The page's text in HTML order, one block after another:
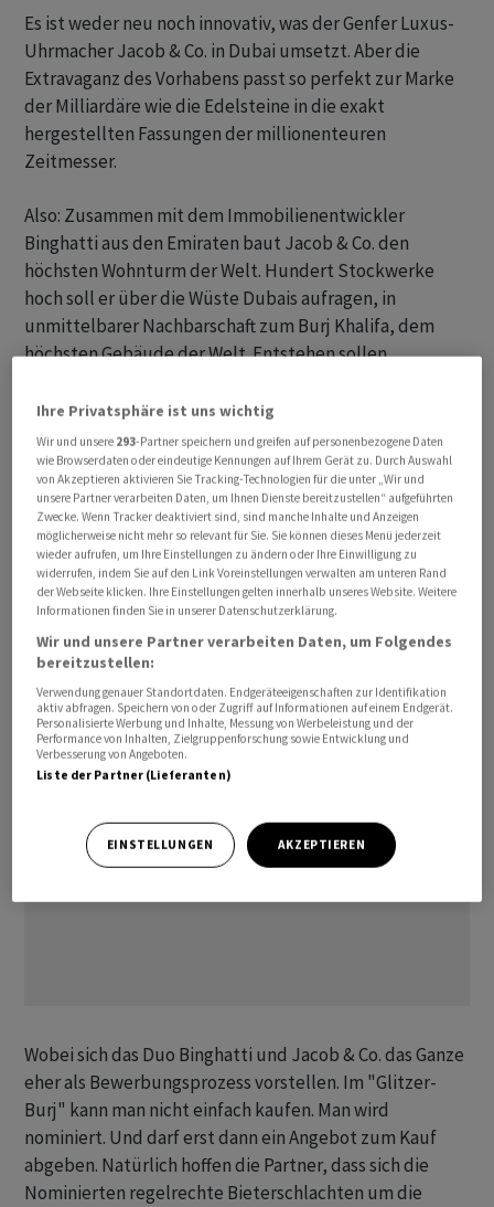
Es ist weder neu noch innovativ, was der Genfer Luxus-
Uhrmacher Jacob & Co. in Dubai umsetzt. Aber die
Extravaganz des Vorhabens passt so perfekt zur Marke
der Milliardäre wie die Edelsteine in die exakt
hergestellten Fassungen der millionenteuren
Zeitmesser.
Also: Zusammen mit dem Immobilienentwickler
Binghatti aus den Emiraten baut Jacob & Co. den
höchsten Wohnturm der Welt. Hundert Stockwerke
hoch soll er über die Wüste Dubais aufragen, in
unmittelbarer Nachbarschaft zum Burj Khalifa, dem
höchsten Gebäude der Welt. Entstehen sollen
für Scheichs, Oligarchen und alle anderen, die nicht
wissen, wohin sie mit ihrem Geld sollen.
Im «Bling-Burj» kann man nicht einfach kaufen. Man
wird nominiert
Der Grundstein für den Burj Binghatti Jacob & Co
Residences ist bereits gelegt, die Gastarbeiter Dubais
sind am Arbeiten. Und auch der Verkauf der
Wohnungen, die als Villen und Mansions vermarktet
Wobei sich das Duo Binghatti und Jacob & Co. das Ganze
eher als Bewerbungsprozess vorstellen. Im "Glitzer-
Burj" kann man nicht einfach kaufen. Man wird
nominiert. Und darf erst dann ein Angebot zum Kauf
abgeben. Natürlich hoffen die Partner, dass sich die
Nominierten regelrechte Bieterschlachten um die
Ihre Privatsphäre ist uns wichtig
Wir und unsere 293-Partner speichern und greifen auf personenbezogene Daten
wie Browserdaten oder eindeutige Kennungen auf Ihrem Gerät zu. Durch Auswahl
von Akzeptieren aktivieren Sie Tracking-Technologien für die unter „Wir und
unsere Partner verarbeiten Daten, um Ihnen Dienste bereitzustellen“ aufgeführten
Zwecke. Wenn Tracker deaktiviert sind, sind manche Inhalte und Anzeigen
möglicherweise nicht mehr so relevant für Sie. Sie können dieses Menü jederzeit
wieder aufrufen, um Ihre Einstellungen zu ändern oder Ihre Einwilligung zu
widerrufen, indem Sie auf den Link Voreinstellungen verwalten am unteren Rand
der Webseite klicken. Ihre Einstellungen gelten innerhalb unseres Website. Weitere
Informationen finden Sie in unserer Datenschutzerklärung.
Wir und unsere Partner verarbeiten Daten, um Folgendes
bereitzustellen:
Verwendung genauer Standortdaten. Endgeräteeigenschaften zur Identifikation
aktiv abfragen. Speichern von oder Zugriff auf Informationen auf einem Endgerät.
Personalisierte Werbung und Inhalte, Messung von Werbeleistung und der
Performance von Inhalten, Zielgruppenforschung sowie Entwicklung und
Verbesserung von Angeboten.
Liste der Partner (Lieferanten)
EINSTELLUNGEN AKZEPTIEREN